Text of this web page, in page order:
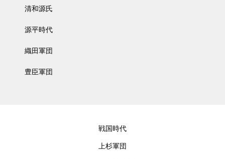
清和源氏
源平時代
織田軍団
豊臣軍団
戦国時代
上杉軍団